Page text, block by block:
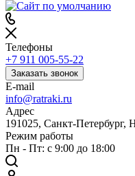
Телефоны
+7 911 005-55-22
Заказать звонок
E-mail
info@ratraki.ru
Адрес
191025, Санкт-Петербург,
Режим работы
Пн - Пт: с 9:00 до 18:00